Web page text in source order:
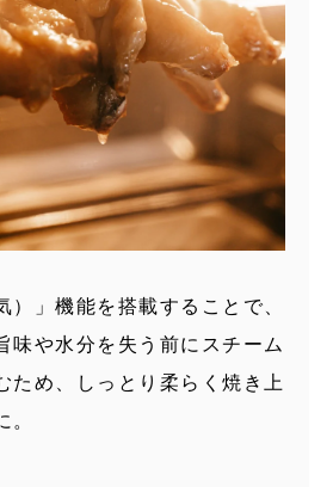
）」機能を搭載することで、
味や水分を失う前にスチーム
ため、しっとり柔らく焼き上
。